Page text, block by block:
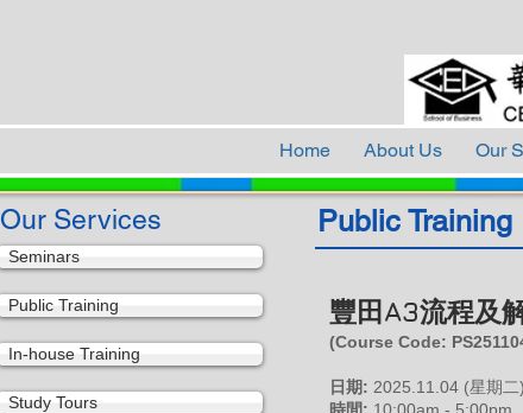
Home About Us Our
Our Services
Seminars
Public Training
In-house Training
Study Tours
Public Training
豐田A3流程及
(Course Code: PS
日期: 2025 .11 .04 (星期二)